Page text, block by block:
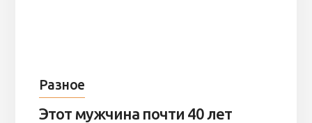
Разное
Этот мужчина почти 40 лет